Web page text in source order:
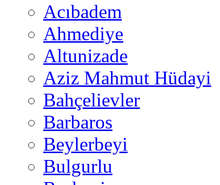
Acıbadem
Ahmediye
Altunizade
Aziz Mahmut Hüdayi
Bahçelievler
Barbaros
Beylerbeyi
Bulgurlu